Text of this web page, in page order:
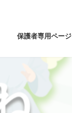
保護者専用ページ